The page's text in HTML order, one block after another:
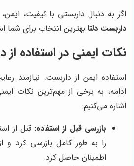
اگر به دنبال داربستی با کیفیت،
داربست دلتا بهترین انتخاب برای شما
نکات ایمنی در استفاده از
استفاده ایمن از داربست، نیازمند
ادامه، به برخی از مهم‌ترین نکات
اشاره می‌کنیم:
بازرسی قبل از استفاده: قبل از
را به طور کامل بازرسی کرد و
اطمینان حاصل کرد.